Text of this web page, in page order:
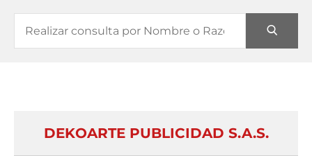
DEKOARTE PUBLICIDAD S.A.S.